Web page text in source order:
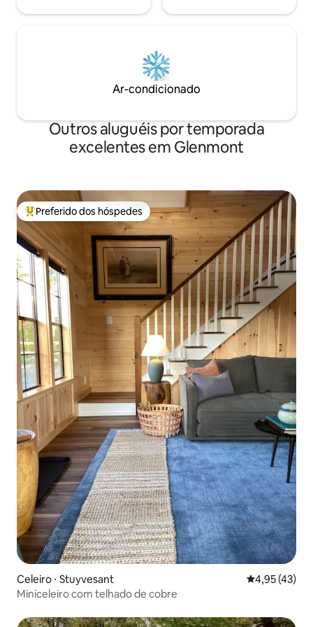
Ar-condicionado
Outros aluguéis por temporada
excelentes em Glenmont
Entre os melhores preferidos dos hóspedes
Preferido dos hóspedes
Celeiro ⋅ Stuyvesant 4,95 de uma
4,95 (43)
Miniceleiro com telhado de cobre